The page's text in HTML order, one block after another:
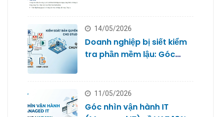
14/05/2026
Doanh nghiệp bị siết kiểm
tra phần mềm lậu: Góc
11/05/2026
Góc nhìn vận hành IT